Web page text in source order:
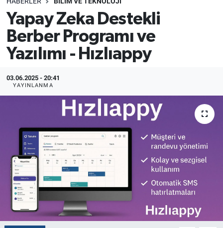
Yapay Zeka Destekli
Berber Programı ve
Yazılımı - Hızlıappy
03.06.2025 - 20:41
YAYINLANMA
Gündem
Türkiye
Dünya
Sağlık
Alış-Veriş/İş dünyası
Eskişehirspor Arşivi
Eskişehir Arşivi
Röportaj
Ekonomi
Kültür Sanat
Politika
Bilecik
Kütahya
Gezi
Süper Lig Puan Durumu ve Fikstür
Tüm Manşetler
Son Dakika Haberleri
Haber Arşivi